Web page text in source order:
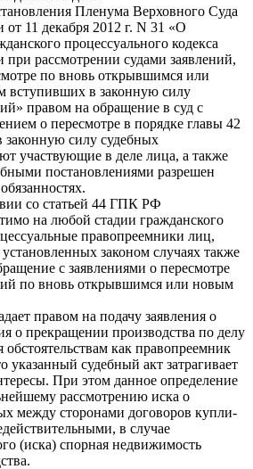
Пленума Верховного Суда
11 декабря 2012 г. N 31 «О
процессуального кодекса
рассмотрении судами заявлений,
по вновь открывшимся или
вступивших в законную силу
правом на обращение в суд с
о пересмотре в порядке главы 42
силу судебных
участвующие в деле лица, а также
постановлениями разрешен
со статьей 44 ГПК РФ
на любой стадии гражданского
правопреемники лиц,
законом случаях также
с заявлениями о пересмотре
по вновь открывшимся или новым
правом на подачу заявления о
о прекращении производства по делу
как правопреемник
указанный судебный акт затрагивает
При этом данное определение
рассмотрению иска о
между сторонами договоров купли-
в случае
(иска) спорная недвижимость